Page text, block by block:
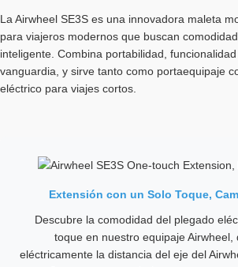
La Airwheel SE3S es una innovadora maleta
para viajeros modernos que buscan
inteligente. Combina portabilidad,
vanguardia, y sirve tanto como portaequipaje
eléctrico para viajes cortos.
Extensión con un Solo Toque,
Descubre la comodidad del plegado
toque en nuestro equipaje Airwheel,
eléctricamente la distancia del eje del